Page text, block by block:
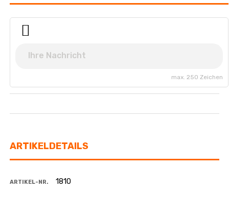
max. 250 Zeichen
ARTIKELDETAILS
ARTIKEL-NR. 1810